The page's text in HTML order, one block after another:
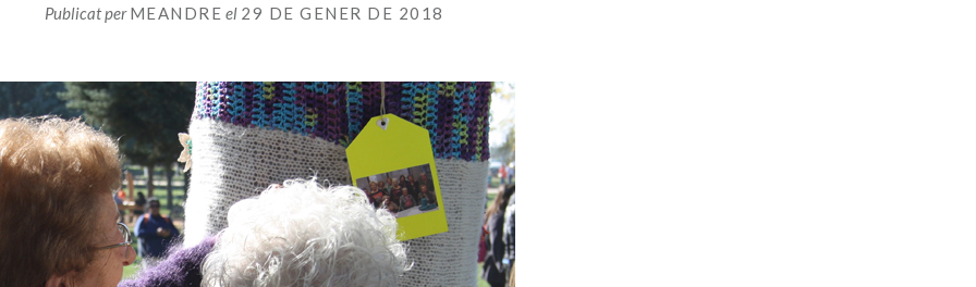
Publicat perMEANDRE el 29 DE GENER DE 2018